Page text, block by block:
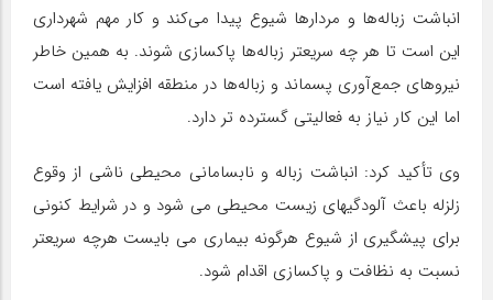
انباشت زباله‌ها و مردارها شیوع پیدا می‌کند و کار مهم شهرداری
این است تا هر چه سریعتر زباله‌ها پاکسازی شوند. به همین خاطر
نیروهای جمع‌آوری پسماند و زباله‌ها در منطقه افزایش یافته است
اما این کار نیاز به فعالیتی گسترده تر دارد.
وی تأکید کرد: انباشت زباله و نابسامانی محیطی ناشی از وقوع
زلزله باعث آلودگیهای زیست محیطی می شود و در شرایط کنونی
برای پیشگیری از شیوع هرگونه بیماری می بایست هرچه سریعتر
نسبت به نظافت و پاکسازی اقدام شود.